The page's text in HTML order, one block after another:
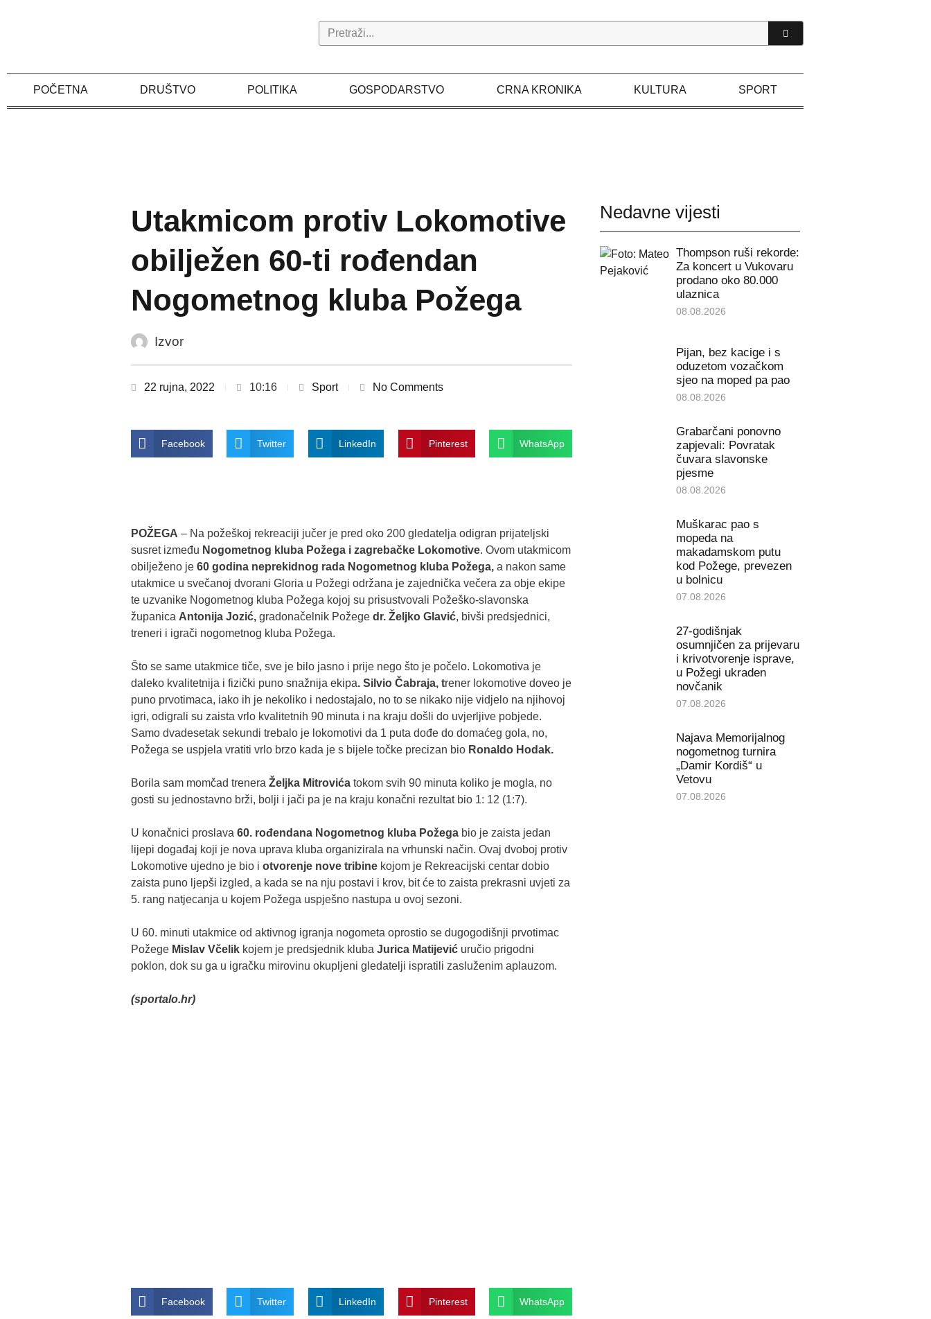
Search
POČETNA DRUŠTVO POLITIKA GOSPODARSTVO CRNA KRONIKA KULTURA SPORT
Utakmicom protiv Lokomotive
obilježen 60-ti rođendan
Nogometnog kluba Požega
Izvor
22 rujna, 2022 10:16 Sport No Comments
Facebook Twitter LinkedIn Pinterest WhatsApp
POŽEGA – Na požeškoj rekreaciji jučer je pred oko 200 gledatelja odigran prijateljski
susret između Nogometnog kluba Požega i zagrebačke Lokomotive. Ovom utakmicom
obilježeno je 60 godina neprekidnog rada Nogometnog kluba Požega,a nakon same
utakmice u svečanoj dvorani Gloria u Požegi održana je zajednička večera za obje ekipe
te uzvanike Nogometnog kluba Požega kojoj su prisustvovali Požeško-slavonska
županica Antonija Jozić,gradonačelnik Požege dr. Željko Glavić, bivši predsjednici,
treneri i igrači nogometnog kluba Požega.
Što se same utakmice tiče, sve je bilo jasno i prije nego što je počelo. Lokomotiva je
daleko kvalitetnija i fizički puno snažnija ekipa. Silvio Čabraja, trener lokomotive doveo je
puno prvotimaca, iako ih je nekoliko i nedostajalo, no to se nikako nije vidjelo na njihovoj
igri, odigrali su zaista vrlo kvalitetnih 90 minuta i na kraju došli do uvjerljive pobjede.
Samo dvadesetak sekundi trebalo je lokomotivi da 1 puta dođe do domaćeg gola, no,
Požega se uspjela vratiti vrlo brzo kada je s bijele točke precizan bio Ronaldo Hodak.
Borila sam momčad trenera Željka Mitrovićatokom svih 90 minuta koliko je mogla, no
gosti su jednostavno brži, bolji i jači pa je na kraju konačni rezultat bio 1: 12 (1:7).
U konačnici proslava 60. rođendana Nogometnog kluba Požegabio je zaista jedan
lijepi događaj koji je nova uprava kluba organizirala na vrhunski način. Ovaj dvoboj protiv
Lokomotive ujedno je bio i otvorenje nove tribinekojom je Rekreacijski centar dobio
zaista puno ljepši izgled, a kada se na nju postavi i krov, bit će to zaista prekrasni uvjeti za
5. rang natjecanja u kojem Požega uspješno nastupa u ovoj sezoni.
U 60. minuti utakmice od aktivnog igranja nogometa oprostio se dugogodišnji prvotimac
PožegeMislav Včelikkojem je predsjednik klubaJurica Matijevićuručio prigodni
poklon, dok su ga u igračku mirovinu okupljeni gledatelji ispratili zasluženim aplauzom.
(sportalo.hr)
Facebook Twitter LinkedIn Pinterest WhatsApp
Nedavne vijesti
Thompson ruši rekorde:
Za koncert u Vukovaru
prodano oko 80.000
ulaznica
08.08.2026
Pijan, bez kacige i s
oduzetom vozačkom
sjeo na moped pa pao
08.08.2026
Grabarčani ponovno
zapjevali: Povratak
čuvara slavonske
pjesme
08.08.2026
Muškarac pao s
mopeda na
makadamskom putu
kod Požege, prevezen
u bolnicu
07.08.2026
27-godišnjak
osumnjičen za prijevaru
i krivotvorenje isprave,
u Požegi ukraden
novčanik
07.08.2026
Najava Memorijalnog
nogometnog turnira
„Damir Kordiš“ u
Vetovu
07.08.2026